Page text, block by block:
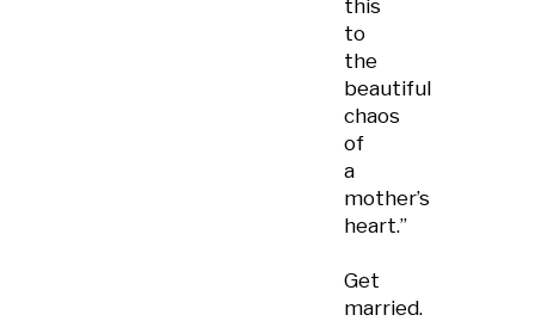
this
to
the
beautiful
chaos
of
a
mother’s
heart.”
Get
married.